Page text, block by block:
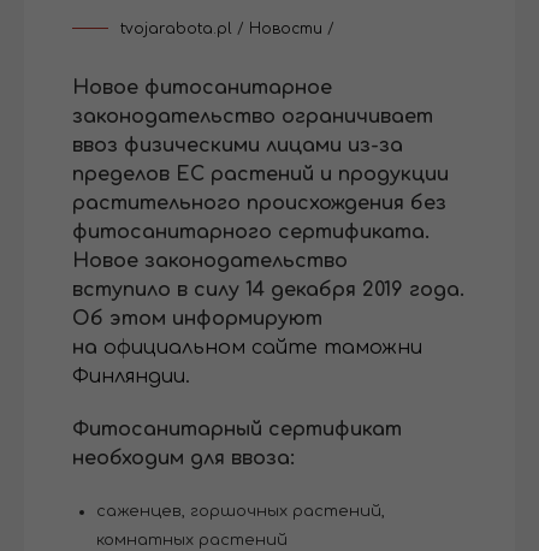
tvojarabota.pl / Новости /
Новое фитосанитарное
законодательство ограничивает
ввоз физическими лицами из-за
пределов ЕС растений и продукции
растительного происхождения без
фитосанитарного сертификата.
Новое законодательство
вступило в силу 14 декабря 2019 года.
Об этом информируют
на официальном сайте таможни
Финляндии.
Фитосанитарный сертификат
необходим для ввоза:
саженцев, горшочных растений,
комнатных растений